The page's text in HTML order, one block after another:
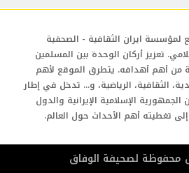
لمؤسسة ايران الثقافية - الصحفية
تعزيز أركان الوحدة بين المسلمين
من أهم أهدافه. يتطرق الموقع لأهم
الثقافية، الرياضية، و... تدخل في إطار
الإسلامية الإيرانية والدول
إلى تغطيته أهم الأحداث حول العالم.
محفوظة لصحیفة الوفاق